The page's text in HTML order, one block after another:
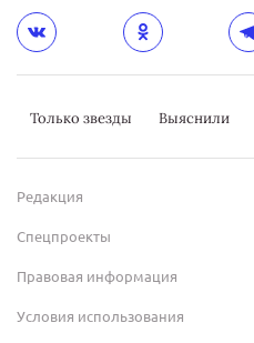
Только звезды Выяснили
Редакция
Спецпроекты
Правовая информация
Условия использования